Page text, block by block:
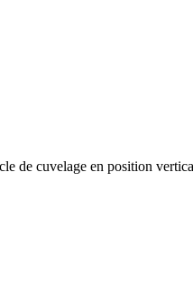
de cuvelage en position